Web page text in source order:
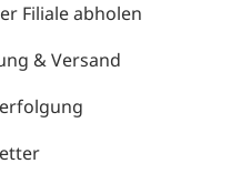
Filiale abholen
& Versand